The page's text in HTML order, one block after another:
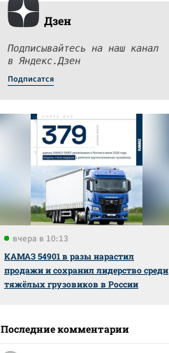
Дзен
Подписывайтесь на наш канал
в Яндекс.Дзен
Подписатся
вчера в 10:13
КАМАЗ 54901 в разы нарастил
продажи и сохранил лидерство среди
тяжёлых грузовиков в России
Последние комментарии